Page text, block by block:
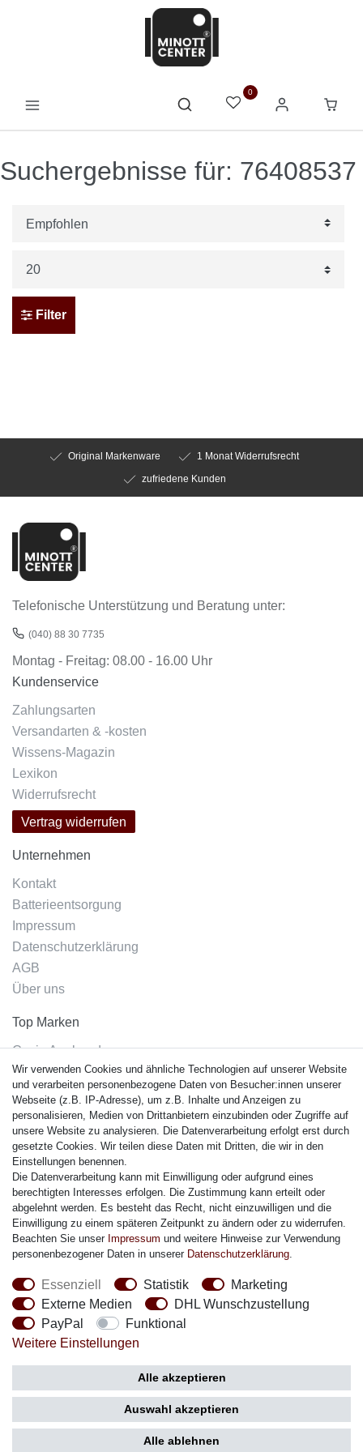
0
Suchergebnisse für: 76408537
Filter
Original Markenware
1 Monat Widerrufsrecht
zufriedene Kunden
Telefonische Unterstützung und Beratung unter:
(040) 88 30 7735
Montag - Freitag: 08.00 - 16.00 Uhr
Kundenservice
Zahlungsarten
Versandarten & -kosten
Wissens-Magazin
Lexikon
Widerrufsrecht
Vertrag widerrufen
Unternehmen
Kontakt
Batterieentsorgung
Impressum
Datenschutzerklärung
AGB
Über uns
Top Marken
Casio Armband
Festina Armband
Citizen Armband
M. Lacroix Armband
J. Lemans Armband
Uhrenarmbänder - Alle
Sicherheit
Social Media
Zahlung
Wir verwenden Cookies und ähnliche Technologien auf unserer Website
und verarbeiten personenbezogene Daten von Besucher:innen unserer
Webseite (z.B. IP-Adresse), um z.B. Inhalte und Anzeigen zu
personalisieren, Medien von Drittanbietern einzubinden oder Zugriffe auf
unsere Website zu analysieren. Die Datenverarbeitung erfolgt erst durch
gesetzte Cookies. Wir teilen diese Daten mit Dritten, die wir in den
Einstellungen benennen.
Die Datenverarbeitung kann mit Einwilligung oder aufgrund eines
berechtigten Interesses erfolgen. Die Zustimmung kann erteilt oder
abgelehnt werden. Es besteht das Recht, nicht einzuwilligen und die
Einwilligung zu einem späteren Zeitpunkt zu ändern oder zu widerrufen.
Beachten Sie unser Impressum und weitere Hinweise zur Verwendung
personenbezogener Daten in unserer Daten­schutz­erklärung
Essenziell Statistik
Marketing
Externe Medien
DHL Wunschzustellung
PayPal
Funktional
Weitere Einstellungen
Alle akzeptieren
Auswahl akzeptieren
Alle ablehnen